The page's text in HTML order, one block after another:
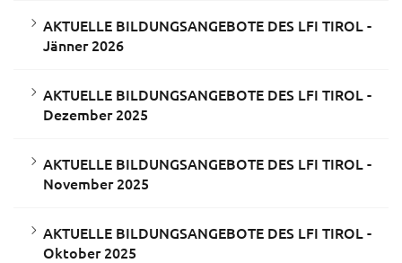
AKTUELLE BILDUNGSANGEBOTE DES LFI TIROL -
Jänner 2026
AKTUELLE BILDUNGSANGEBOTE DES LFI TIROL -
Dezember 2025
AKTUELLE BILDUNGSANGEBOTE DES LFI TIROL -
November 2025
AKTUELLE BILDUNGSANGEBOTE DES LFI TIROL -
Oktober 2025